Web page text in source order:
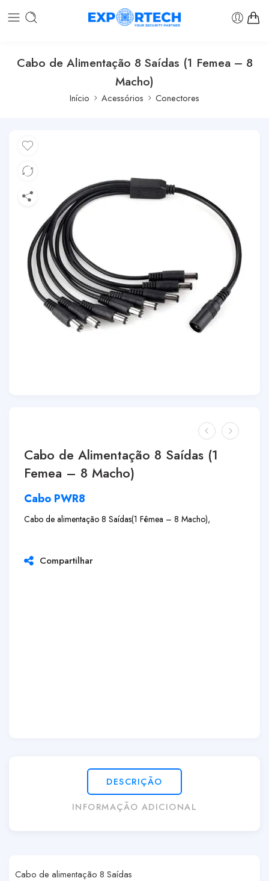
Cabo de Alimentação 8 Saídas (1 Femea – 8
Macho)
Início Acessórios Conectores
Cabo de Alimentação 8 Saídas (1
Femea – 8 Macho)
Cabo PWR8
Cabo de alimentação 8 Saídas(1 Fêmea – 8 Macho),
Compartilhar
DESCRIÇÃO
INFORMAÇÃO ADICIONAL
Cabo de alimentação 8 Saídas